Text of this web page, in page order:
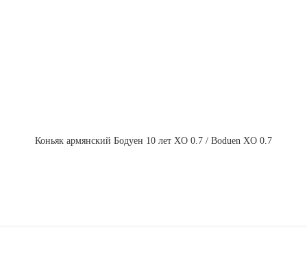
Коньяк армянский Бодуен 10 лет XO 0.7 / Boduen XO 0.7